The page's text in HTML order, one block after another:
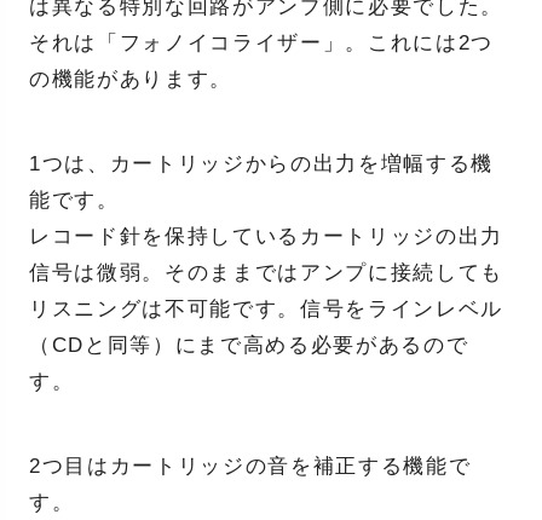
は異なる特別な回路がアンプ側に必要でした。
それは「フォノイコライザー」。これには2つ
の機能があります。
1つは、カートリッジからの出力を増幅する機
能です。
レコード針を保持しているカートリッジの出力
信号は微弱。そのままではアンプに接続しても
リスニングは不可能です。信号をラインレベル
（CDと同等）にまで高める必要があるので
す。
2つ目はカートリッジの音を補正する機能で
す。